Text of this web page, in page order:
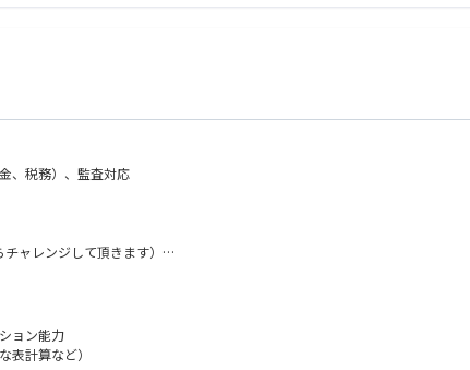
売上を伸ばせるか」を考え、仕組みとして実現していく。経営と現場の双
。
3か月後）より利用いただけます。
、税務）、監査対応
ャレンジして頂きます）
職昇格も睨んだキャリアの積上げ（状況によっては１年目からチャレンジし
ョン能力
表計算など）